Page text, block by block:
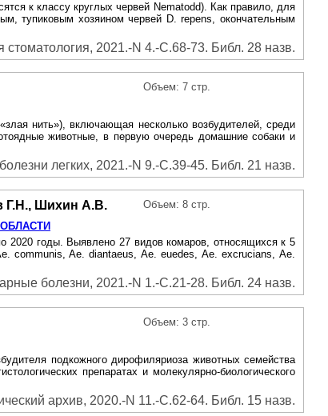
к классу круглых червей Nematodd). Как правило, для
тупиковым хозяином червей D. repens, окончательным
стоматология, 2021.-N 4.-С.68-73. Библ. 28 назв.
Объем: 7 стр.
нить»), включающая несколько возбудителей, среди
животные, в первую очередь домашние собаки и
легких, 2021.-N 9.-С.39-45. Библ. 21 назв.
Г.Н., Шихин А.В. Объем: 8 стр.
2020 годы. Выявлено 27 видов комаров, относящихся к 5
communis, Ае. diantaeus, Ае. euedes, Ае. excrucians, Ае.
болезни, 2021.-N 1.-С.21-28. Библ. 24 назв.
Объем: 3 стр.
подкожного дирофиляриоза животных семейства
препаратах и молекулярно-биологического
архив, 2020.-N 11.-С.62-64. Библ. 15 назв.